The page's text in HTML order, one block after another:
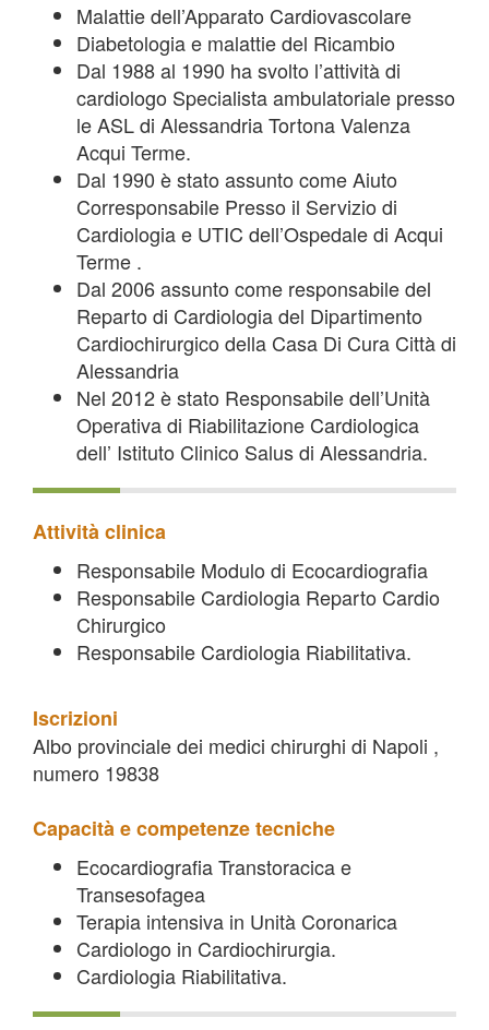
Malattie dell’Apparato Cardiovascolare
Diabetologia e malattie del Ricambio
Dal 1988 al 1990 ha svolto l’attività di
cardiologo Specialista ambulatoriale presso
le ASL di Alessandria Tortona Valenza
Acqui Terme.
Dal 1990 è stato assunto come Aiuto
Corresponsabile Presso il Servizio di
Cardiologia e UTIC dell’Ospedale di Acqui
Terme .
Dal 2006 assunto come responsabile del
Reparto di Cardiologia del Dipartimento
Cardiochirurgico della Casa Di Cura Città di
Alessandria
Nel 2012 è stato Responsabile dell’Unità
Operativa di Riabilitazione Cardiologica
dell’ Istituto Clinico Salus di Alessandria.
Attività clinica
Responsabile Modulo di Ecocardiografia
Responsabile Cardiologia Reparto Cardio
Chirurgico
Responsabile Cardiologia Riabilitativa.
Iscrizioni
Albo provinciale dei medici chirurghi di Napoli ,
numero 19838
Capacità e competenze tecniche
Ecocardiografia Transtoracica e
Transesofagea
Terapia intensiva in Unità Coronarica
Cardiologo in Cardiochirurgia.
Cardiologia Riabilitativa.